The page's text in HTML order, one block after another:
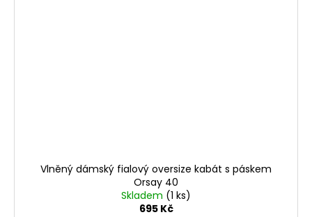
Vlněný dámský fialový oversize kabát s páskem
Orsay 40
Skladem (1 ks)
695 Kč